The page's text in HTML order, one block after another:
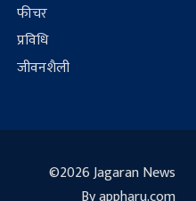
फीचर
प्रविधि
जीवनशैली
©2026 Jagaran News